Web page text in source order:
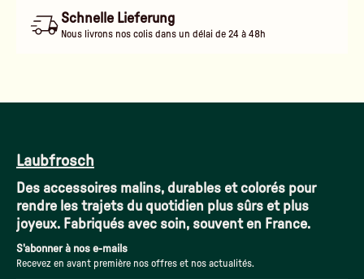
Schnelle Lieferung
Nous livrons nos colis dans un délai de 24 à 48h
Laubfrosch
Des accessoires malins, durables et colorés pour
rendre les trajets du quotidien plus sûrs et plus
joyeux. Fabriqués avec soin, souvent en France.
S'abonner à nos e-mails
Recevez en avant première nos offres et nos actualités.